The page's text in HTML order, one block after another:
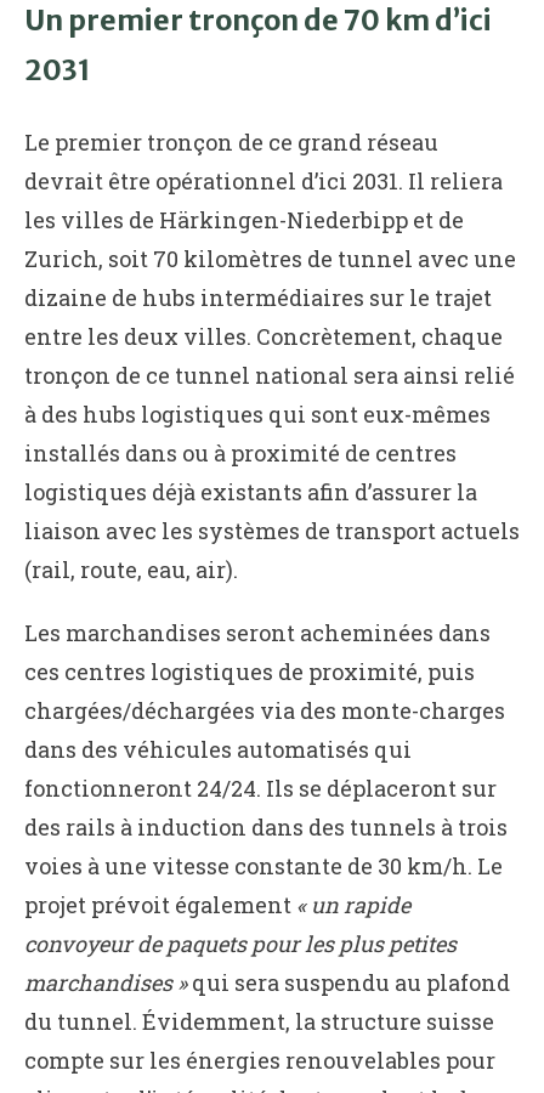
Un premier tronçon de 70 km d’ici
2031
Le premier tronçon de ce grand réseau
devrait être opérationnel d’ici 2031. Il reliera
les villes de Härkingen-Niederbipp et de
Zurich, soit 70 kilomètres de tunnel avec une
dizaine de hubs intermédiaires sur le trajet
entre les deux villes. Concrètement, chaque
tronçon de ce tunnel national sera ainsi relié
à des hubs logistiques qui sont eux-mêmes
installés dans ou à proximité de centres
logistiques déjà existants afin d’assurer la
liaison avec les systèmes de transport actuels
(rail, route, eau, air).
Les marchandises seront acheminées dans
ces centres logistiques de proximité, puis
chargées/déchargées via des monte-charges
dans des véhicules automatisés qui
fonctionneront 24/24. Ils se déplaceront sur
des rails à induction dans des tunnels à trois
voies à une vitesse constante de 30 km/h. Le
projet prévoit également « un rapide
convoyeur de paquets pour les plus petites
marchandises »qui sera suspendu au plafond
du tunnel. Évidemment, la structure suisse
compte sur les énergies renouvelables pour